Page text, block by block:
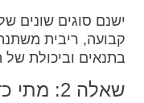
ישנם סוגים שונים
קבועה, ריבית
בתנאים וביכולת של
שאלה 2: